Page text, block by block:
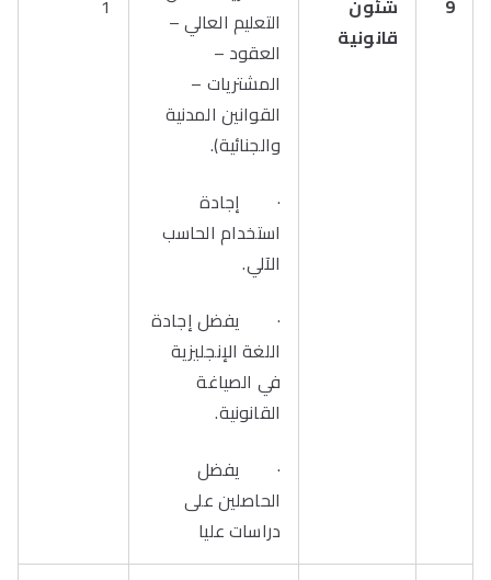
9
شئون
قانونية
التعليم العالي –
العقود –
المشتريات –
القوانين المدنية
والجنائية).
· إجادة
استخدام الحاسب
الآلي.
· يفضل إجادة
اللغة الإنجليزية
في الصياغة
القانونية.
· يفضل
الحاصلين على
دراسات عليا
1